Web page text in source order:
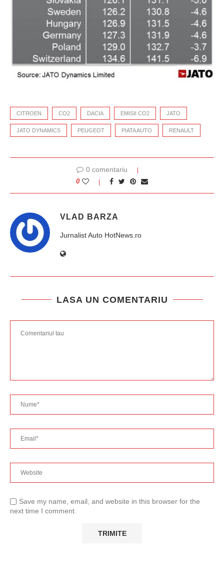
CITROEN CO2 DACIA EMISII CO2 JATO
JATO DYNAMICS PEUGEOT PIATA AUTO RENAULT
0 comentariu
0
VLAD BARZA
Jurnalist Auto HotNews.ro
LASA UN COMENTARIU
Save my name, email, and website in this browser for the
next time I comment.